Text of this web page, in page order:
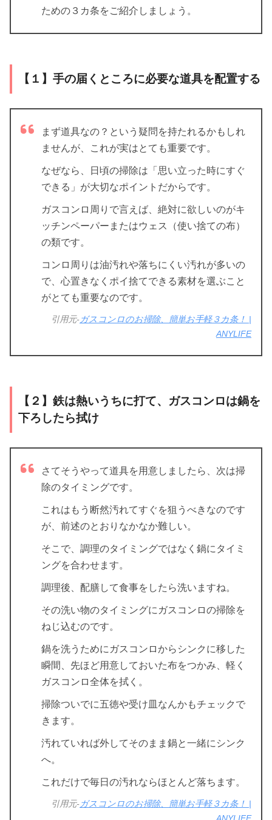
ための３カ条をご紹介しましょう。
【１】手の届くところに必要な道具を配置する
まず道具なの？という疑問を持たれるかもしれ
ませんが、これが実はとても重要です。
なぜなら、日頃の掃除は「思い立った時にすぐ
できる」が大切なポイントだからです。
ガスコンロ周りで言えば、絶対に欲しいのがキ
ッチンペーパーまたはウェス（使い捨ての布）
の類です。
コンロ周りは油汚れや落ちにくい汚れが多いの
で、心置きなくポイ捨てできる素材を選ぶこと
がとても重要なのです。
引用元-ガスコンロのお掃除、簡単お手軽３カ条！ |
ANYLIFE
【２】鉄は熱いうちに打て、ガスコンロは鍋を
下ろしたら拭け
さてそうやって道具を用意しましたら、次は掃
除のタイミングです。
これはもう断然汚れてすぐを狙うべきなのです
が、前述のとおりなかなか難しい。
そこで、調理のタイミングではなく鍋にタイミ
ングを合わせます。
調理後、配膳して食事をしたら洗いますね。
その洗い物のタイミングにガスコンロの掃除を
ねじ込むのです。
鍋を洗うためにガスコンロからシンクに移した
瞬間、先ほど用意しておいた布をつかみ、軽く
ガスコンロ全体を拭く。
掃除ついでに五徳や受け皿なんかもチェックで
きます。
汚れていれば外してそのまま鍋と一緒にシンク
へ。
これだけで毎日の汚れならほとんど落ちます。
引用元-ガスコンロのお掃除、簡単お手軽３カ条！ |
ANYLIFE